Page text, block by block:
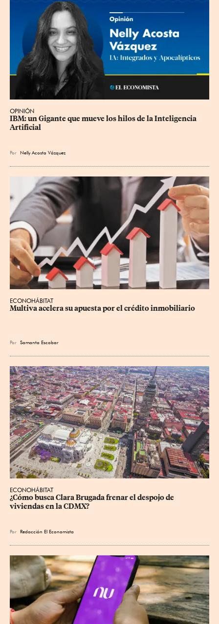
OPINIÓN
IBM: un Gigante que mueve los hilos de la Inteligencia
Artificial
Por Nelly Acosta Vázquez
ECONOHÁBITAT
Multiva acelera su apuesta por el crédito inmobiliario
Por Samanta Escobar
ECONOHÁBITAT
¿Cómo busca Clara Brugada frenar el despojo de
viviendas en la CDMX?
Por Redacción El Economista